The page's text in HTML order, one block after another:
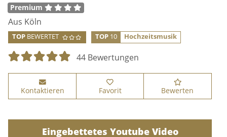
Premium
Aus Köln
TOP BEWERTET TOP 10 Hochzeitsmusik
44 Bewertungen
Kontaktieren Favorit Bewerten
Eingebettetes Youtube Video
Eingebettetes Youtube Video
Eingebettetes Youtube Video
Eingebettetes Youtube Video